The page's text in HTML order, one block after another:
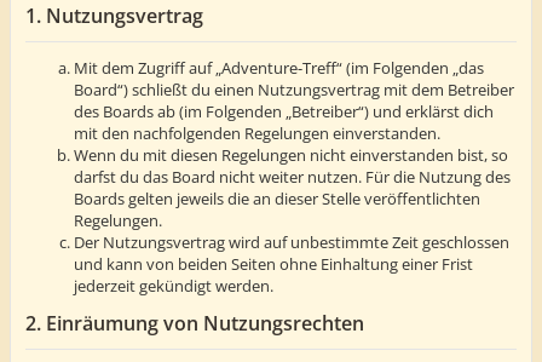
1. Nutzungsvertrag
Mit dem Zugriff auf „Adventure-Treff“ (im Folgenden „das
Board“) schließt du einen Nutzungsvertrag mit dem Betreiber
des Boards ab (im Folgenden „Betreiber“) und erklärst dich
mit den nachfolgenden Regelungen einverstanden.
Wenn du mit diesen Regelungen nicht einverstanden bist, so
darfst du das Board nicht weiter nutzen. Für die Nutzung des
Boards gelten jeweils die an dieser Stelle veröffentlichten
Regelungen.
Der Nutzungsvertrag wird auf unbestimmte Zeit geschlossen
und kann von beiden Seiten ohne Einhaltung einer Frist
jederzeit gekündigt werden.
2. Einräumung von Nutzungsrechten